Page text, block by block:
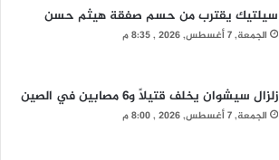
سيلتيك يقترب من حسم صفقة هيثم حسن
الجمعة, 7 أغسطس, 2026 , 8:35 م
زلزال سيشوان يخلف قتيلًا و6 مصابين في الصين
الجمعة, 7 أغسطس, 2026 , 8:00 م